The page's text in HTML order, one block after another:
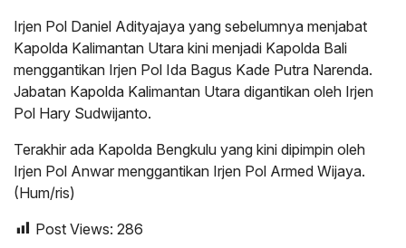
Irjen Pol Daniel Adityajaya yang sebelumnya menjabat
Kapolda Kalimantan Utara kini menjadi Kapolda Bali
menggantikan Irjen Pol Ida Bagus Kade Putra Narenda.
Jabatan Kapolda Kalimantan Utara digantikan oleh Irjen
Pol Hary Sudwijanto.
Terakhir ada Kapolda Bengkulu yang kini dipimpin oleh
Irjen Pol Anwar menggantikan Irjen Pol Armed Wijaya.
(Hum/ris)
Post Views: 286